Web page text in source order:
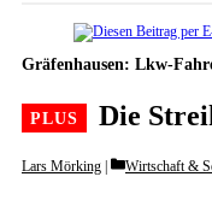
Gräfenhausen: Lkw-
Die
Lars Mörking Categories
Wirtschaft &